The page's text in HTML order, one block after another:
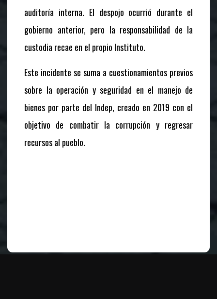
auditoría interna. El despojo ocurrió durante el
gobierno anterior, pero la responsabilidad de la
custodia recae en el propio Instituto.
Este incidente se suma a cuestionamientos previos
sobre la operación y seguridad en el manejo de
bienes por parte del Indep, creado en 2019 con el
objetivo de combatir la corrupción y regresar
recursos al pueblo.